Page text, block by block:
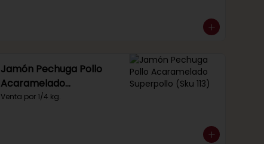
Jamón Pechuga Pollo
Acaramelado
Superpollo (Sku 113)
Venta por 1/4 kg.